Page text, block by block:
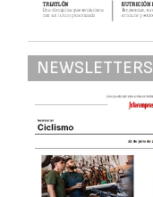
NEWSLETTERS